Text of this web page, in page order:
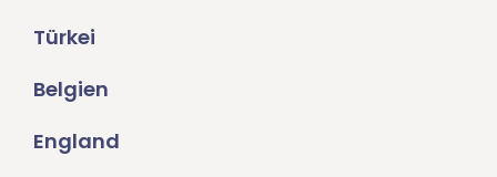
Türkei
Belgien
England